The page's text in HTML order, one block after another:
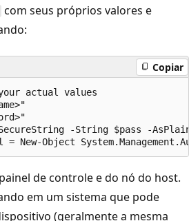
com seus próprios valores e
Copiar
actual values
SecureString -String $pass -
de controle e do nó do host.
em um sistema que pode
(geralmente a mesma